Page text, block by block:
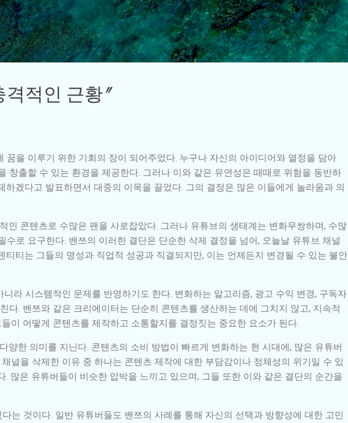
기본 콘텐츠로 건너뛰기
격적인 근황"
을 이루기 위한 기회의 장이 되어주었다. 누구나 자신의 아이디어와 열정을 담아
창출할 수 있는 환경을 제공한다. 그러나 이와 같은 유연성은 때때로 위험을 동반하
겠다고 발표하면서 대중의 이목을 끌었다. 그의 결정은 많은 이들에게 놀라움과 의
인 콘텐츠로 수많은 팬을 사로잡았다. 그러나 유튜브의 생태계는 변화무쌍하며, 수많
로 요구한다. 밴쯔의 이러한 결단은 단순한 삭제 결정을 넘어, 오늘날 유튜브 채널
티는 그들의 명성과 직업적 성공과 직결되지만, 이는 언제든지 변경될 수 있는 불안
라 시스템적인 문제를 반영하기도 한다. 변화하는 알고리즘, 광고 수익 변경, 구독자
다. 밴쯔와 같은 크리에이터는 단순히 콘텐츠를 생산하는 데에 그치지 않고, 지속적
이 어떻게 콘텐츠를 제작하고 소통할지를 결정짓는 중요한 요소가 된다.
양한 의미를 지닌다. 콘텐츠의 소비 방법이 빠르게 변화하는 현 시대에, 많은 유튜버
널을 삭제한 이유 중 하나는 콘텐츠 제작에 대한 부담감이나 정체성의 위기일 수 있
많은 유튜버들이 비슷한 압박을 느끼고 있으며, 그들 또한 이와 같은 결단의 순간을
는 것이다. 일반 유튜버들도 밴쯔의 사례를 통해 자신의 선택과 방향성에 대한 고민